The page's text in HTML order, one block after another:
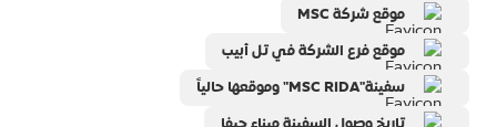
موقع شركة MSC
موقع فرع الشركة في تل أبيب
سفينة"MSC RIDA" وموقعها حالياً